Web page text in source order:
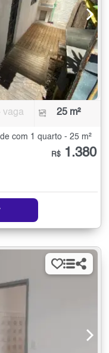
vaga 25 m²
com 1 quarto - 25 m²
R$ 1.380